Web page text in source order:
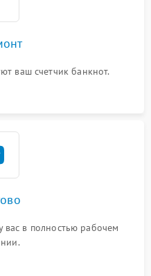
ваш счетчик банкнот.
вас в полностью рабочем